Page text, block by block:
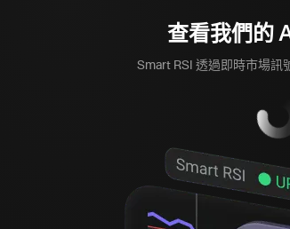
查看我們的
Smart RSI 透過即時市場訊